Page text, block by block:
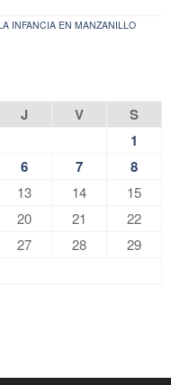
INFANCIA EN MANZANILLO
J V
S
1
6 7 8
13 14
15
20 21
22
27 28
29